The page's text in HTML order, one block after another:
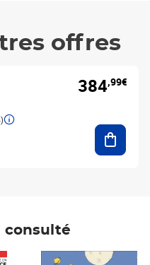
offres
384,99€
consulté
Prix 7,50€